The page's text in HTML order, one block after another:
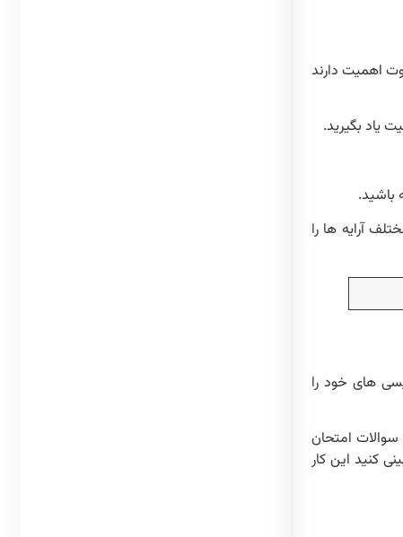
اهمیت دارند
یاد بگیرید.
باشید.
آرایه ها را
های خود را
امتحان
کنید این کار